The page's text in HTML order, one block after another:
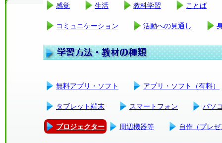
感覚 生活 教科学習 ことば
コミュニケーション 活動への見通し
無料アプリ・ソフト アプリ・ソフト（有料）
タブレット端末 スマートフォン パソ
プロジェクター 周辺機器等 自作（プレ